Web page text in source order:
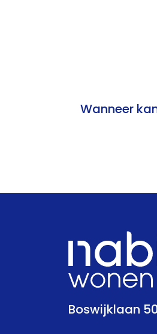
Wanneer
Boswijklaan